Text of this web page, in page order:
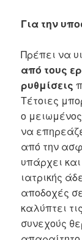
Για την
Πρέπει να
από τους
ρυθμίσεις
Τέτοιες
ο
να
από την
υπάρχει
ιατρικής
αποδοχές
καλύπτει
συνεχούς